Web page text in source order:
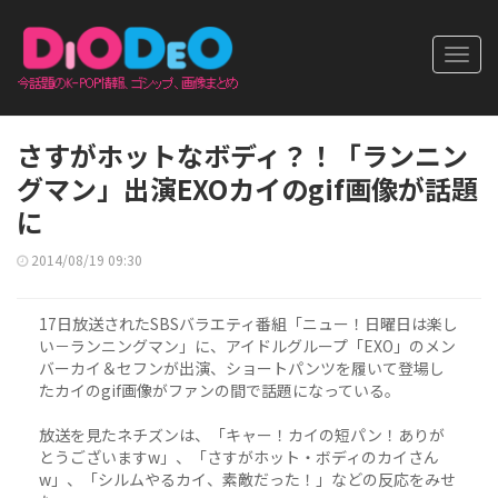
さすがホットなボディ？！「ランニン
グマン」出演EXOカイのgif画像が話題
に
2014/08/19 09:30
17日放送されたSBSバラエティ番組「ニュー！日曜日は楽し
い－ランニングマン」に、アイドルグループ「EXO」のメン
バーカイ＆セフンが出演、ショートパンツを履いて登場し
たカイのgif画像がファンの間で話題になっている。
放送を見たネチズンは、「キャー！カイの短パン！ありが
とうございますw」、「さすがホット・ボディのカイさん
w」、「シルムやるカイ、素敵だった！」などの反応をみせ